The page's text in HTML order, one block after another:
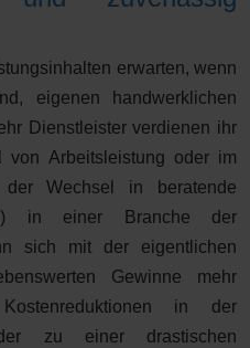
erwarten, wenn
eigenen handwerklichen
Dienstleister verdienen ihr
Arbeitsleistung oder im
Wechsel in beratende
in einer Branche der
sich mit der eigentlichen
Gewinne mehr
in der
zu einer drastischen